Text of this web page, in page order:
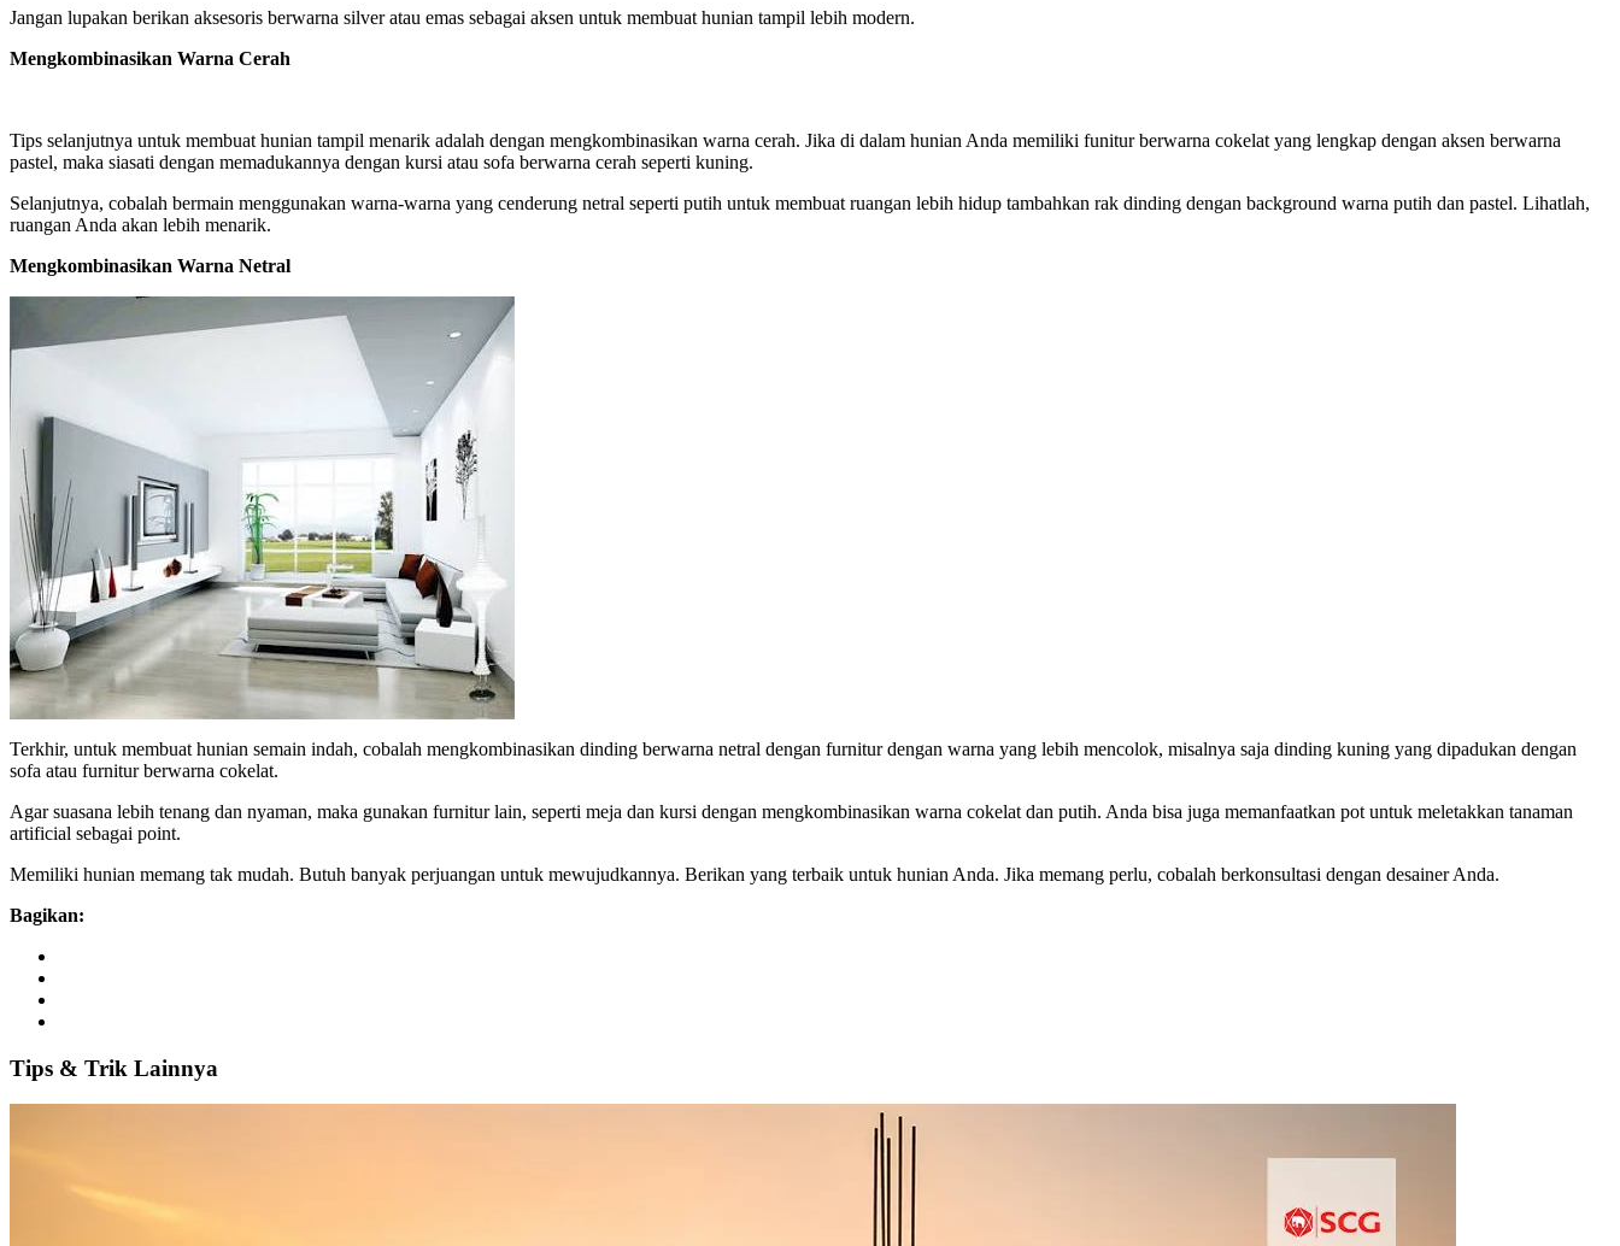
Jangan lupakan berikan aksesoris berwarna silver atau emas sebagai aksen untuk membuat hunian tampil lebih modern.
Mengkombinasikan Warna Cerah
Tips selanjutnya untuk membuat hunian tampil menarik adalah dengan mengkombinasikan warna cerah. Jika di dalam hunian Anda memiliki funitur berwarna cokelat yang lengkap dengan aksen berwarna
pastel, maka siasati dengan memadukannya dengan kursi atau sofa berwarna cerah seperti kuning.
Selanjutnya, cobalah bermain menggunakan warna-warna yang cenderung netral seperti putih untuk membuat ruangan lebih hidup tambahkan rak dinding dengan background warna putih dan pastel. Lihatlah,
ruangan Anda akan lebih menarik.
Mengkombinasikan Warna Netral
Terkhir, untuk membuat hunian semain indah, cobalah mengkombinasikan dinding berwarna netral dengan furnitur dengan warna yang lebih mencolok, misalnya saja dinding kuning yang dipadukan dengan
sofa atau furnitur berwarna cokelat.
Agar suasana lebih tenang dan nyaman, maka gunakan furnitur lain, seperti meja dan kursi dengan mengkombinasikan warna cokelat dan putih. Anda bisa juga memanfaatkan pot untuk meletakkan tanaman
artificial sebagai point.
Memiliki hunian memang tak mudah. Butuh banyak perjuangan untuk mewujudkannya. Berikan yang terbaik untuk hunian Anda. Jika memang perlu, cobalah berkonsultasi dengan desainer Anda.
Bagikan:
Tips & Trik Lainnya